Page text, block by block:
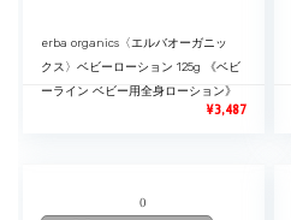
erba organics〈エルバオーガニッ
クス〉ベビーローション 125g 《ベビ
ーライン ベビー用全身ローション》
¥3,487
0